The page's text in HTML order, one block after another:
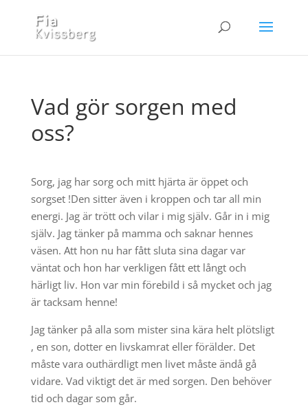
Vad gör sorgen med
oss?
Sorg, jag har sorg och mitt hjärta är öppet och
sorgset !Den sitter även i kroppen och tar all min
energi. Jag är trött och vilar i mig själv. Går in i mig
själv. Jag tänker på mamma och saknar hennes
väsen. Att hon nu har fått sluta sina dagar var
väntat och hon har verkligen fått ett långt och
härligt liv. Hon var min förebild i så mycket och jag
är tacksam henne!
Jag tänker på alla som mister sina kära helt plötsligt
, en son, dotter en livskamrat eller förälder. Det
måste vara outhärdligt men livet måste ändå gå
vidare. Vad viktigt det är med sorgen. Den behöver
tid och dagar som går.